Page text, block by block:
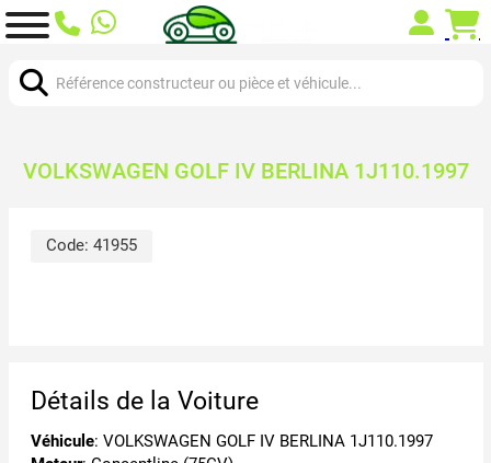
VOLKSWAGEN GOLF IV BERLINA 1J110.1997
Code: 41955
Détails de la Voiture
Véhicule: VOLKSWAGEN GOLF IV BERLINA 1J110.1997